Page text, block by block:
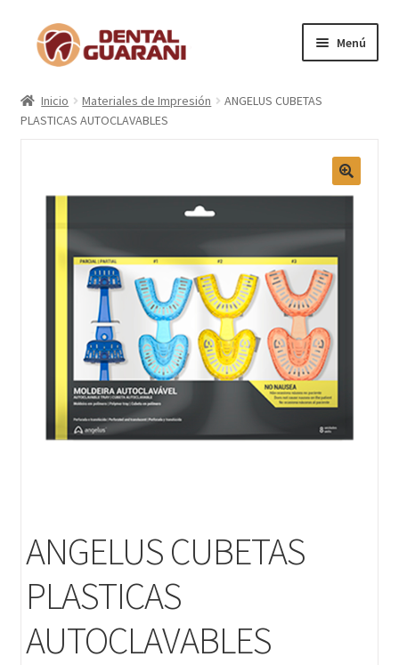
Menú
Inicio
Contactos
Inicio Materiales de Impresión
ANGELUS CUBETAS
PLASTICAS AUTOCLAVABLES
ANGELUS CUBETAS
PLASTICAS
AUTOCLAVABLES